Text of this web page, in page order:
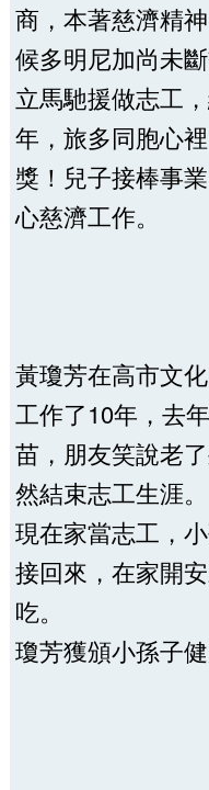
商，本著慈濟精
候多明尼加尚未
立馬馳援做志工
年，旅多同胞心
獎！兒子接棒事
心慈濟工作。
黃瓊芳在高市文
工作了10年，去
苗，朋友笑說老
然結束志工生涯。
現在家當志工，
接回來，在家開
吃。
瓊芳獲頒小孫子